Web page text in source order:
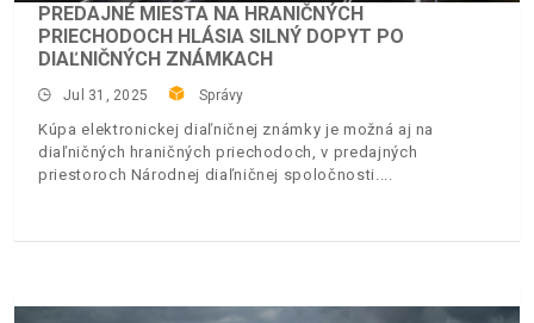
PREDAJNÉ MIESTA NA HRANIČNÝCH
PRIECHODOCH HLÁSIA SILNÝ DOPYT PO
DIAĽNIČNÝCH ZNÁMKACH
Jul 31, 2025 Správy
Kúpa elektronickej diaľničnej známky je možná aj na
diaľničných hraničných priechodoch, v predajných
priestoroch Národnej diaľničnej spoločnosti.